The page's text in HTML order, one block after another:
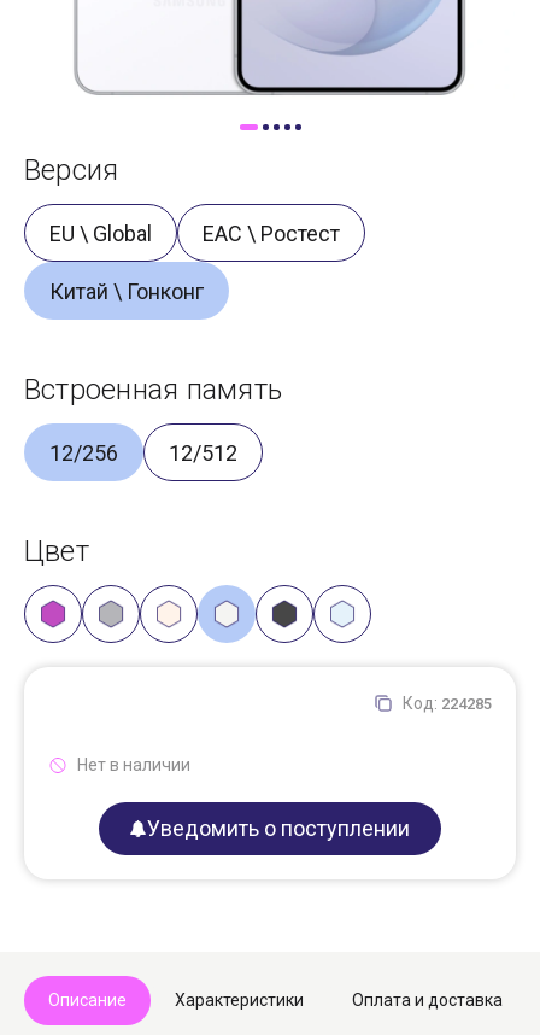
Версия
EU \ Global ЕАС \ Ростест
Китай \ Гонконг
Встроенная память
12/256 12/512
Цвет
Код: 224285
Нет в наличии
Уведомить о поступлении
Описание Характеристики Оплата и доставка